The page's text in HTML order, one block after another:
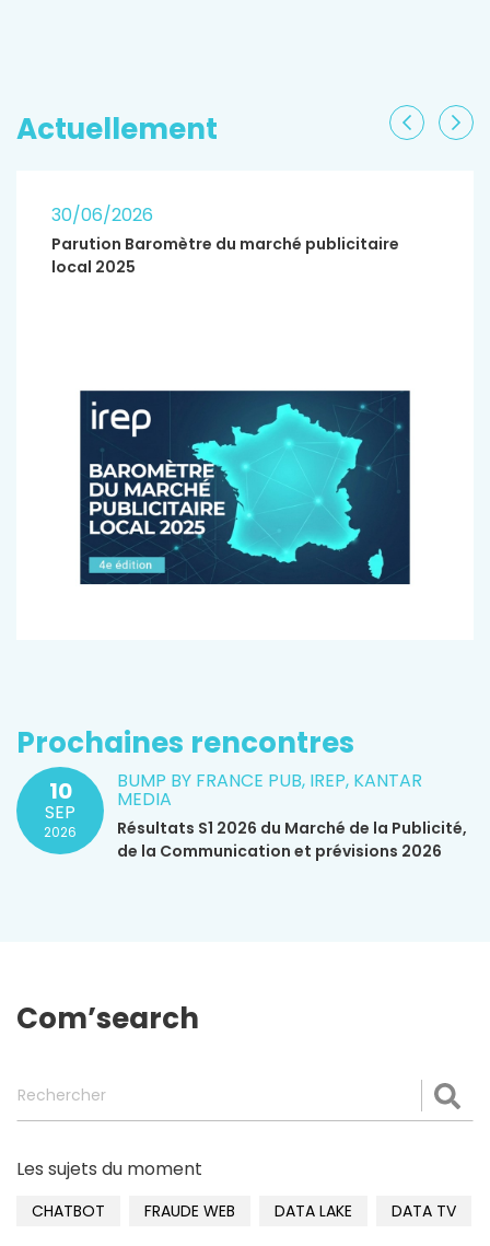
Actuellement
30/06/2026
Parution Baromètre du marché publicitaire
local 2025
Prochaines rencontres
10
SEP
2026
BUMP BY FRANCE PUB, IREP, KANTAR
MEDIA
Résultats S1 2026 du Marché de la Publicité,
de la Communication et prévisions 2026
Com’search
Les sujets du moment
CHATBOT FRAUDE WEB DATA LAKE DATA TV